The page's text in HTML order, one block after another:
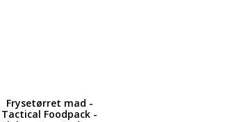
Frysetørret mad -
Tactical Foodpack -